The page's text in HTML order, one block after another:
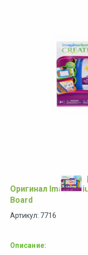
Оригинал
Board
Артикул: 7716
Описание: